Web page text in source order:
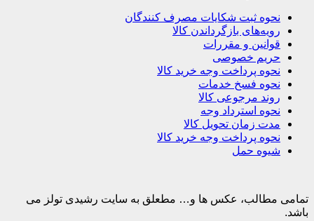
نحوه ثبت شکایات مصرف کنندگان
رویه‌های بازگرداندن کالا
قوانین و مقررات
حریم خصوصی
نحوه پرداخت وجه خرید کالا
نحوه فسخ خدمات
روند مرجوعی کالا
نحوه استرداد وجه
مدت زمان تحویل کالا
نحوه پرداخت وجه خرید کالا
شیوه حمل
تمامی مطالب، عکس ها و… مطعلق به سایت رشیدی تولز می
باشد.